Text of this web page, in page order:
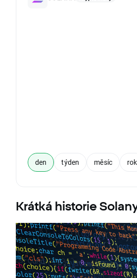
den týden měsíc rok
Krátká historie